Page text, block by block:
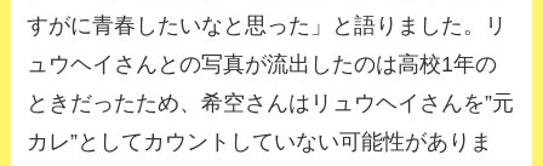
すがに青春したいなと思った」と語りました。リ
ュウヘイさんとの写真が流出したのは高校1年の
ときだったため、希空さんはリュウヘイさんを”元
カレ”としてカウントしていない可能性がありま